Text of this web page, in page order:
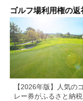
ゴルフ場利用権の
【2026年版】人気の
レー券がふるさと納税